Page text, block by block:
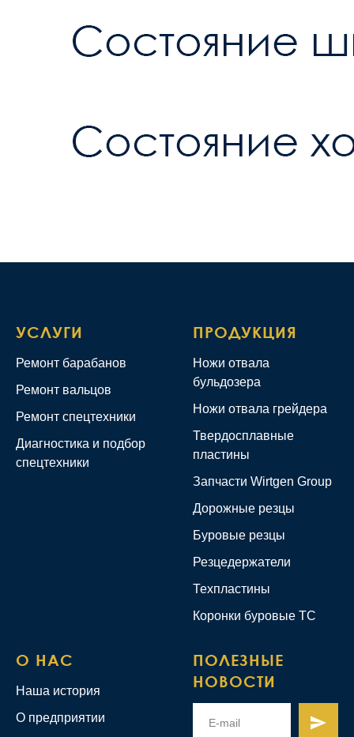
УСЛУГИ
Ремонт барабанов
Ремонт вальцов
Ремонт спецтехники
Диагностика и подбор
спецтехники
ПРОДУКЦИЯ
Ножи отвала
бульдозера
Ножи отвала грейдера
Твердосплавные
пластины
Запчасти Wirtgen Group
Дорожные резцы
Буровые резцы
Резцедержатели
Техпластины
Коронки буровые ТС
О НАС
Наша история
О предприятии
ПОЛЕЗНЫЕ
НОВОСТИ